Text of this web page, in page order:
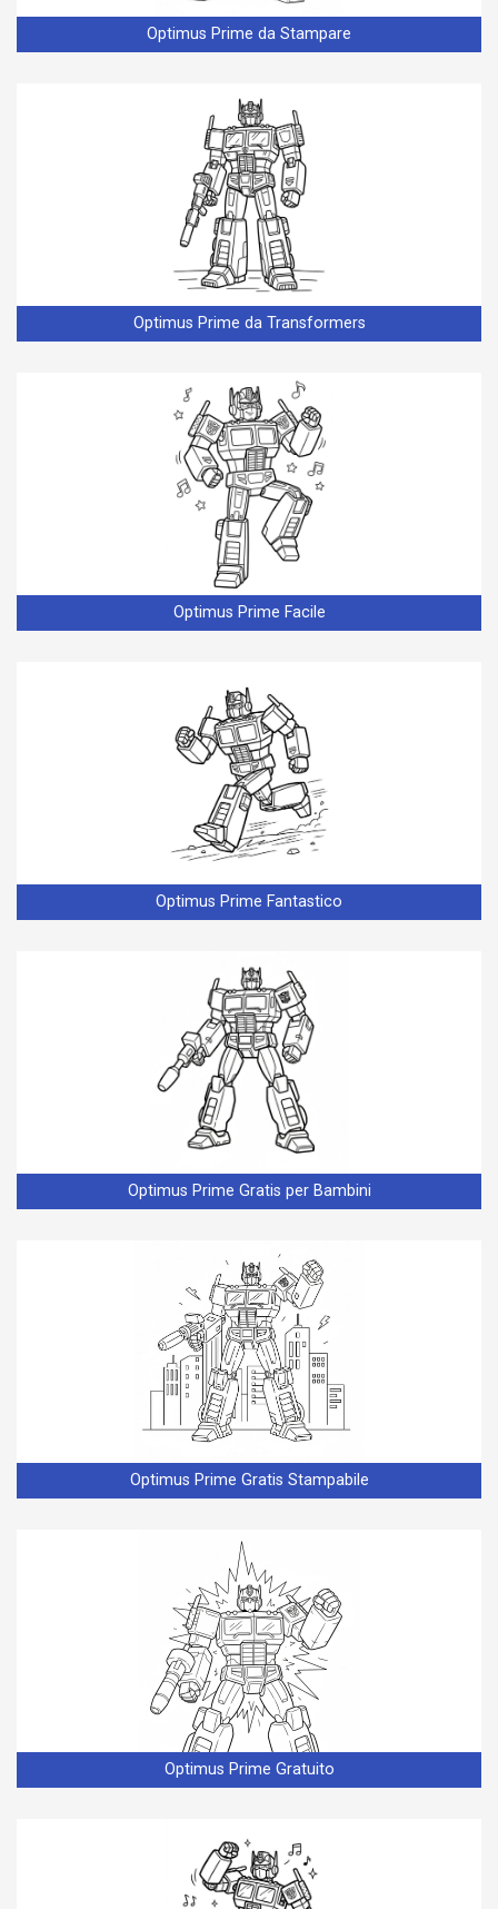
Optimus Prime da Stampare
Optimus Prime da Transformers
Optimus Prime Facile
Optimus Prime Fantastico
Optimus Prime Gratis per Bambini
Optimus Prime Gratis Stampabile
Optimus Prime Gratuito